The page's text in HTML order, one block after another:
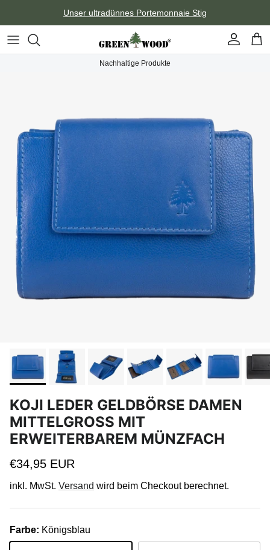
Unser ultradünnes Portemonnaie Stig
Konto
Nachhaltige Produkte
KOJI LEDER GELDBÖRSE DAMEN
MITTELGROSS MIT E
RWEITERBAREM MÜNZFACH
Normaler Preis
€34,95 EUR
inkl. MwSt. Versand wird beim Checkout berechnet.
Farbe: Königsblau